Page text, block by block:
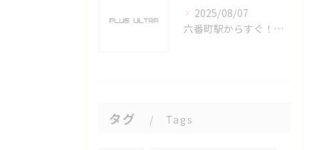
2025/08/07
六番町駅からすぐ！名古屋のeスポーツ施設で快適なプレイ環境を確保
タグ Tags